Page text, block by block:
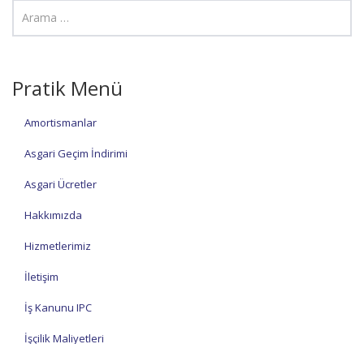
Pratik Menü
Amortismanlar
Asgari Geçim İndirimi
Asgari Ücretler
Hakkımızda
Hizmetlerimiz
İletişim
İş Kanunu IPC
İşçilik Maliyetleri